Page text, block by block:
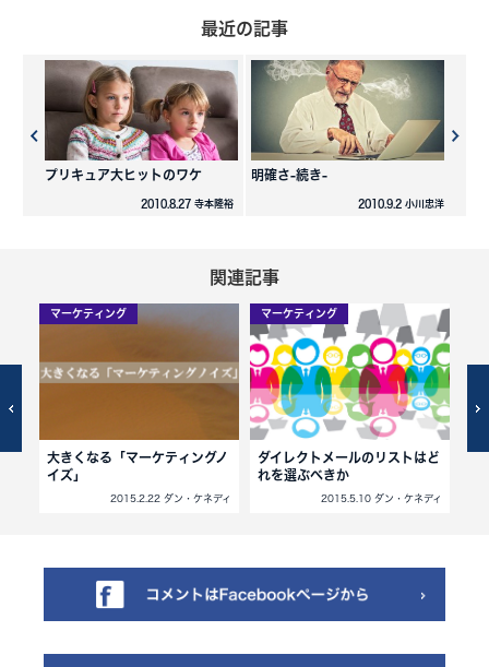
最近の記事
プリキュア大ヒットのワケ
2010.8.27 寺本隆裕
明確さ-続き-
2010.9.2 小川忠洋
関連記事
マーケティング
大きくなる「マーケティングノ
イズ」
2015.2.22 ダン・ケネディ
マーケティング
ダイレクトメールのリストはど
れを選ぶべきか
2015.5.10 ダン・ケネディ